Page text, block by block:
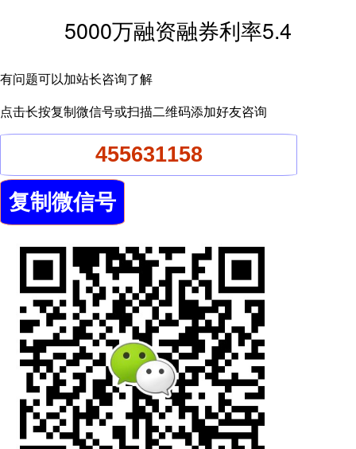
5000万融资融券利率5.4
有问题可以加站长咨询了解
点击长按复制微信号或扫描二维码添加好友咨询